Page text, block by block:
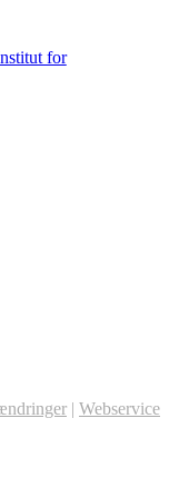
for
| Webservice